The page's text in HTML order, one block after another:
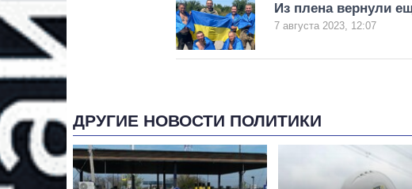
Из плена вернули
7 августа 2023, 12:07
ДРУГИЕ НОВОСТИ ПОЛИТИКИ